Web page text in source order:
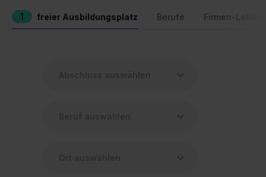
1 freier Ausbildungsplatz Berufe Firmen-